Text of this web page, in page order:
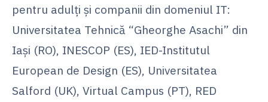
pentru adulți și companii din domeniul IT:
Universitatea Tehnică “Gheorghe Asachi” din
Iași (RO), INESCOP (ES), IED-Institutul
European de Design (ES), Universitatea
Salford (UK), Virtual Campus (PT), RED